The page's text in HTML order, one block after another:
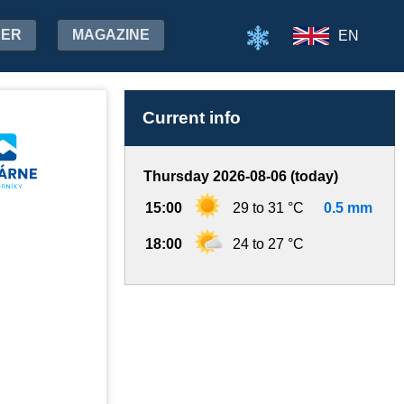
MAGAZINE EN
Current info
Thursday 2026-08-06 (today)
15:00 29 to 31 °C 0.5 mm
18:00 24 to 27 °C